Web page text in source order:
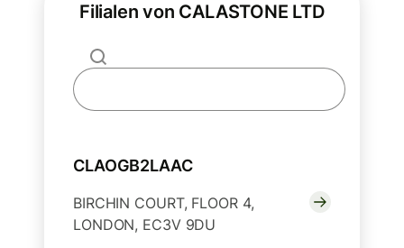
Filialen von CALASTONE LTD
CLAOGB2LAAC
BIRCHIN COURT, FLOOR 4,
LONDON, EC3V 9DU